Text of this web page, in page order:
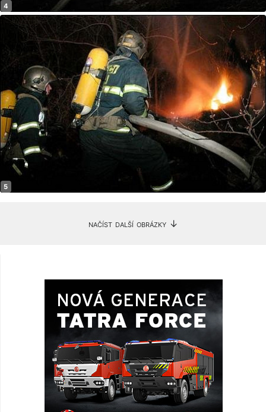
načíst další obrázky ↓